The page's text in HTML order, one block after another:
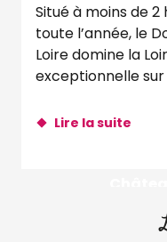
Situé à moins de
toute l’année, le
Loire domine la
exceptionnelle
Lire la suite